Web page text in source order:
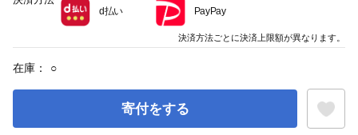
在庫： ○
寄付をする
d払い PayPay
決済方法ごとに決済上限額が異なります。